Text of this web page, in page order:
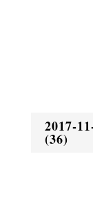
2017-
(36)